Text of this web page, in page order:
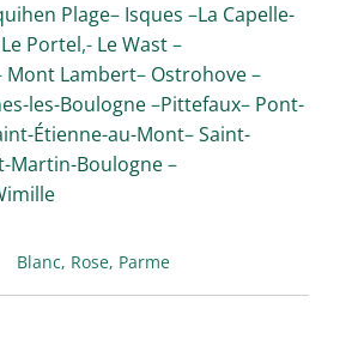
Plage– Isques –La Capelle-
Le Portel,- Le Wast–
Mont Lambert– Ostrohove–
les-Boulogne–Pittefaux– Pont-
Étienne-au-Mont–Saint-
Martin-Boulogne–
Blanc, Rose, Parme